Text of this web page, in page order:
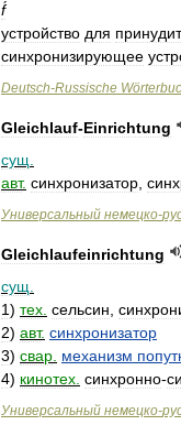
f́
устройство для
синхронизирующее
Deutsch-Russische
Gleichlauf-Einrichtung
сущ
авт. синхронизатор
Универсальный немецко-
Gleichlaufeinrichtung
сущ
1) тех сельсин
2) авт. синхронизатор
3) свар механизм
4) кинотех синхронно-
Универсальный немецко-